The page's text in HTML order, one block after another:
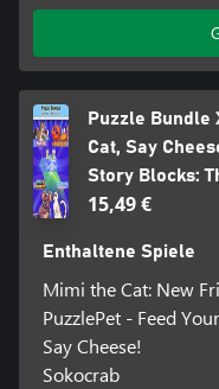
Puzzle Bundle
Cat, Say
Story Blocks:
15,49 €
Enthaltene Spiele
Mimi the Cat: New
PuzzlePet - Feed
Say Cheese!
Sokocrab